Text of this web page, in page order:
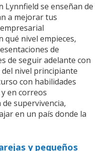
Lynnfield se enseñan de
a mejorar tus
nivel empieces,
de
de seguir adelante con
nivel principiante
con habilidades
en correos
supervivencia,
en un país donde la
y pequeños